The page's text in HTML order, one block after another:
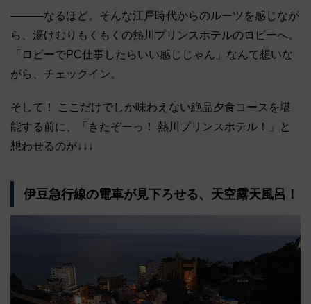
―――なるほど。そんな江戸時代からのルーツを感じなが
ら、湯けむりもくもくの熱川プリンスホテルのロビーへ。
「ロビーでPC仕事したらいい感じじゃん」なんて想いな
がら、チェックイン。
そして！ ここだけでしか味わえない絶品夕食コースを堪
能する前に、「きたぞーっ！ 熱川プリンスホテル！」と
想わせるのが↓↓↓
伊豆急行線の電車が見下ろせる、天空露天風呂！